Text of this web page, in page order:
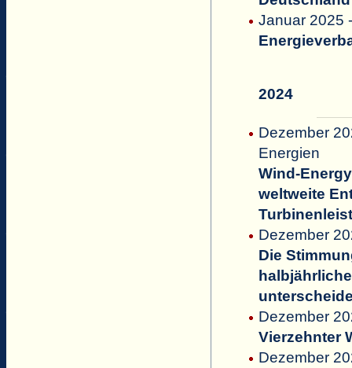
Januar 2025
2024
Dezember
Energien
Wind-
weltweite
Dezember
Die
Dezember
Vierzehnter
Dezember